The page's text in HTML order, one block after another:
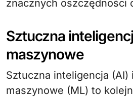
znacznych oszczędności
Sztuczna
maszynowe
Sztuczna inteligencja (AI)
maszynowe (ML) to